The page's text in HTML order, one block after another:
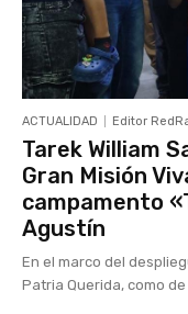
ACTUALIDAD Editor
Tarek William
Gran Misión
campamento
Agustín
En el marco del
Patria Querida, como